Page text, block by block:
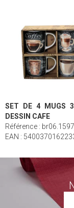
SET DE 4 MUGS
DESSIN CAFE
Référence :
EAN :